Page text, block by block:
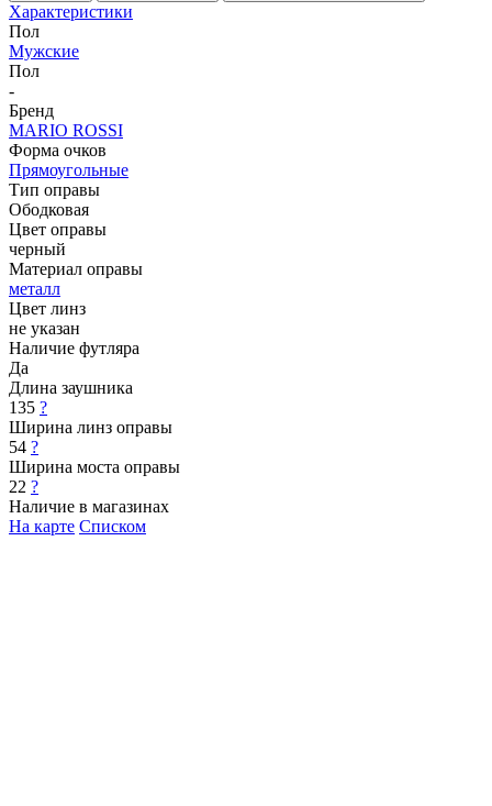
Характеристики
Пол
Мужские
Пол
-
Бренд
MARIO ROSSI
Форма очков
Прямоугольные
Тип оправы
Ободковая
Цвет оправы
черный
Материал оправы
металл
Цвет линз
не указан
Наличие футляра
Да
Длина заушника
135 ?
Ширина линз оправы
54 ?
Ширина моста оправы
22 ?
Наличие в магазинах
На карте Списком